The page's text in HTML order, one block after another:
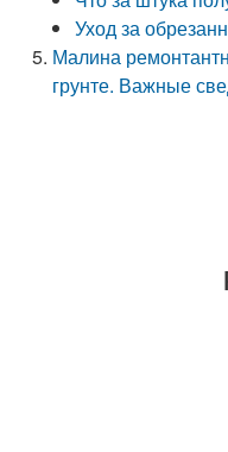
Уход за
Малина
грунте. Важные